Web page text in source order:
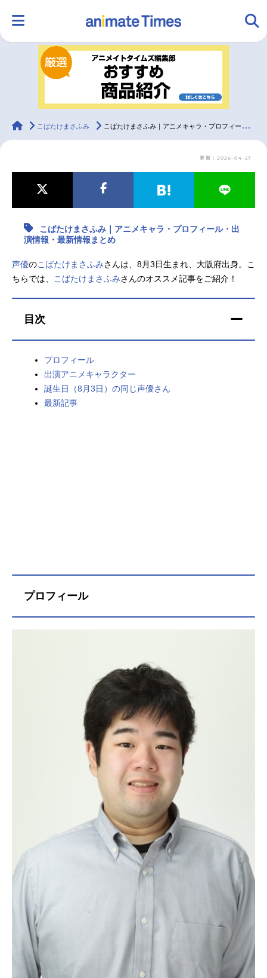
ランキング アニメ
ラジオ みんなの声
最新記事一覧
アニメ記事一覧 声優記事一覧
今期アニメ曜日別一覧
春アニメ 夏アニメ
秋アニメ
男性声優/女性声優一覧
animateTimes
こばたけまさふみ こばたけまさふみ｜アニメキャラ・プロフィール・出演情報・最新情報まとめ
更新：2026-04-27
こばたけまさふみ｜アニメキャラ・プロフィール・出
演情報・最新情報まとめ
声優のこばたけまさふみさんは、8月3日生まれ、大阪府出身。こ
ちらでは、
こばたけまさふみさんのオススメ記事をご紹介！
目次
プロフィール
出演アニメキャラクター
誕生日（8月3日）の同じ声優さん
最新記事
プロフィール